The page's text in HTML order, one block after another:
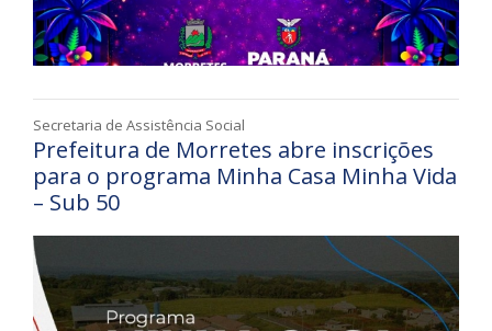
Secretaria de Assistência Social
Prefeitura de Morretes abre inscrições
para o programa Minha Casa Minha Vida
– Sub 50